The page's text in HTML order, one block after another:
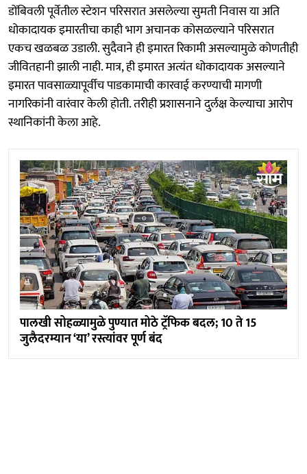
डोंबिवली पूर्वेतील स्टेशन परिसरात असलेल्या सुमती निवास या अति
धोकादायक इमारतीचा काही भाग अचानक कोसळल्याने परिसरात
एकच खळबळ उडाली. सुदैवाने ही इमारत रिकामी असल्यामुळे कोणतीही
जीवितहानी झाली नाही. मात्र, ही इमारत अत्यंत धोकादायक असल्याने
इमारत पावसाळ्यापूर्वीच पाडकामाची कारवाई करण्याची मागणी
नागरिकांनी वारंवार केली होती. तरीही प्रशासनाने दुर्लक्ष केल्याचा आरोप
स्थानिकांनी केला आहे.
पालखी सोहळ्यामुळे पुण्यात मोठे ट्रॅफिक बदल; 10 ते 15
जुलैदरम्यान ‘या’ रस्त्यांवर पूर्ण बंद